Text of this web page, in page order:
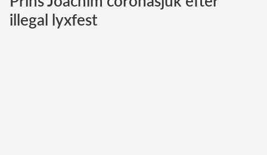
illegal lyxfest